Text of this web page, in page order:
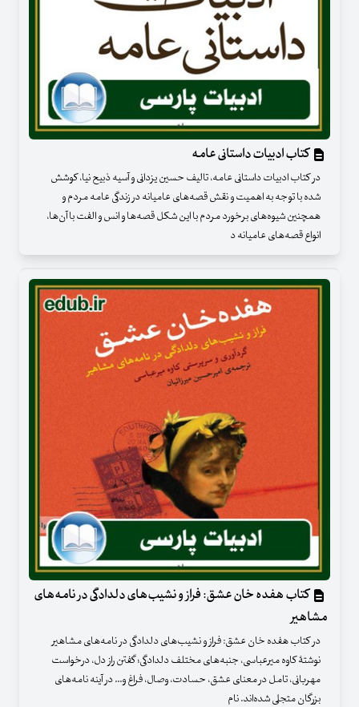
کتاب ادبیات داستانی عامه
در کتاب ادبیات داستانی عامه، تالیف حسین یزدانی و آسیه ذبیح نیا، کوشش
شده با توجه به اهمیت و نقش قصه‌های عامیانه در زندگی عامه مردم و
همچنین شیوه‌های برخورد مردم با این شکل قصه‌ها و انس و الفت با آن‌ها،
انواع قصه‌های عامیانه د
کتاب هفده خان عشق: فراز و نشیب‌های دلدادگی در نامه‌های
مشاهیر
در کتاب هفده خان عشق: فراز و نشیب‌های دلدادگی در نامه‌های مشاهیر
نوشتۀ کاوه میرعباسی، جنبه‌های مختلف دلدادگی؛ گفتن راز دل، درخواست
مهربانی، تامل در معنای عشق، حسادت، وصال، فراغ و... در آینه نامه‌های
بزرگان متجلی شده‌اند. نام